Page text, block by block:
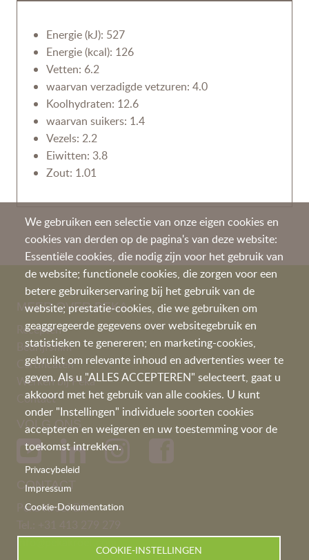
Energie (kJ): 527
Energie (kcal): 126
Vetten: 6.2
waarvan verzadigde vetzuren: 4.0
Koolhydraten: 12.6
waarvan suikers: 1.4
Vezels: 2.2
Eiwitten: 3.8
Zout: 1.01
We gebruiken een selectie van onze eigen cookies en
cookies van derden op de pagina's van deze website:
Essentiële cookies, die nodig zijn voor het gebruik van
de website; functionele cookies, die zorgen voor een
betere gebruikerservaring bij het gebruik van de
website; prestatie-cookies, die we gebruiken om
geaggregeerde gegevens over websitegebruik en
statistieken te genereren; en marketing-cookies,
gebruikt om relevante inhoud en advertenties weer te
geven. Als u "ALLES ACCEPTEREN" selecteert, gaat u
akkoord met het gebruik van alle cookies. U kunt
onder "Instellingen" individuele soorten cookies
accepteren en weigeren en uw toestemming voor de
toekomst intrekken.
Privacybeleid
Impressum
Cookie-Dokumentation
COOKIE-INSTELLINGEN
MEER OVER PEKA
Recepten
Bedrijfsfilm
Certificaten
Werken bij Peka
Contact
VOLG ONS
CONTACT
Peka Kroef B.V
info@pekakroef.com